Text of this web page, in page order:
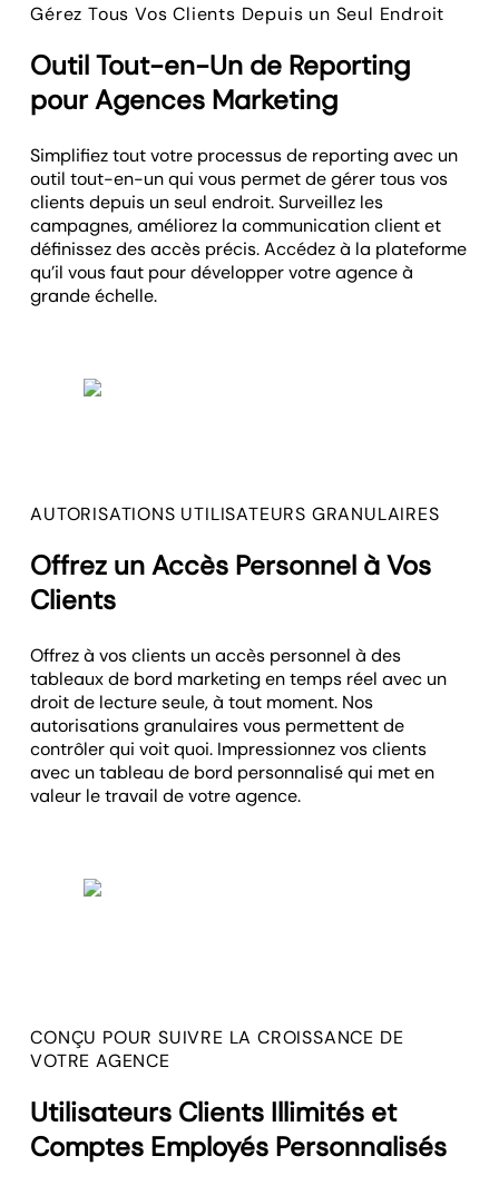
Gérez Tous Vos Clients Depuis un Seul Endroit
Outil Tout-en-Un de Reporting
pour Agences Marketing
Simplifiez tout votre processus de reporting avec un
outil tout-en-un qui vous permet de gérer tous vos
clients depuis un seul endroit. Surveillez les
campagnes, améliorez la communication client et
définissez des accès précis. Accédez à la plateforme
qu’il vous faut pour développer votre agence à
grande échelle.
AUTORISATIONS UTILISATEURS GRANULAIRES
Offrez un Accès Personnel à Vos
Clients
Offrez à vos clients un accès personnel à des
tableaux de bord marketing en temps réel avec un
droit de lecture seule, à tout moment. Nos
autorisations granulaires vous permettent de
contrôler qui voit quoi. Impressionnez vos clients
avec un tableau de bord personnalisé qui met en
valeur le travail de votre agence.
CONÇU POUR SUIVRE LA CROISSANCE DE
VOTRE AGENCE
Utilisateurs Clients Illimités et
Comptes Employés Personnalisés